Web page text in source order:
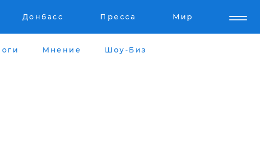
Донбасс Пресса Мир
Мнение Шоу-Биз